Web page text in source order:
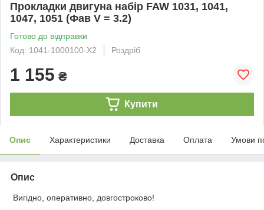
Прокладки двигуна набір FAW 1031, 1041,
1047, 1051 (Фав V = 3.2)
Готово до відправки
Код: 1041-1000100-Х2
Роздріб
1 155 ₴
Купити
Опис Характеристики Доставка Оплата Умови
Опис
Вигідно, оперативно, довгостроково!